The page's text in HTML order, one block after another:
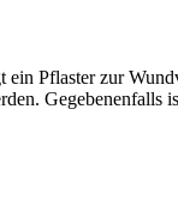
ein Pflaster zur
Gegebenenfalls